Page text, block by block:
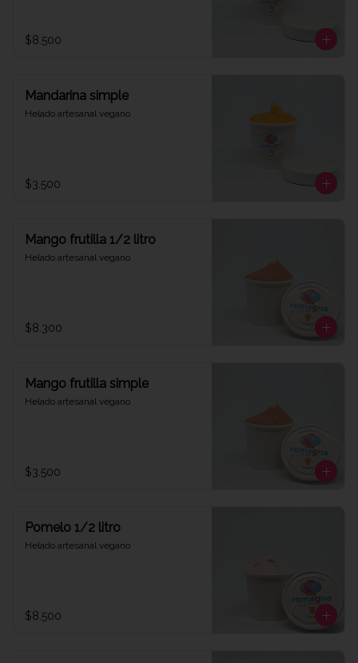
$8.500
Mandarina simple
Helado artesanal vegano
$3.500
Mango frutilla 1/2 litro
Helado artesanal vegano
$8.300
Mango frutilla simple
Helado artesanal vegano
$3.500
Pomelo 1/2 litro
Helado artesanal vegano
$8.500